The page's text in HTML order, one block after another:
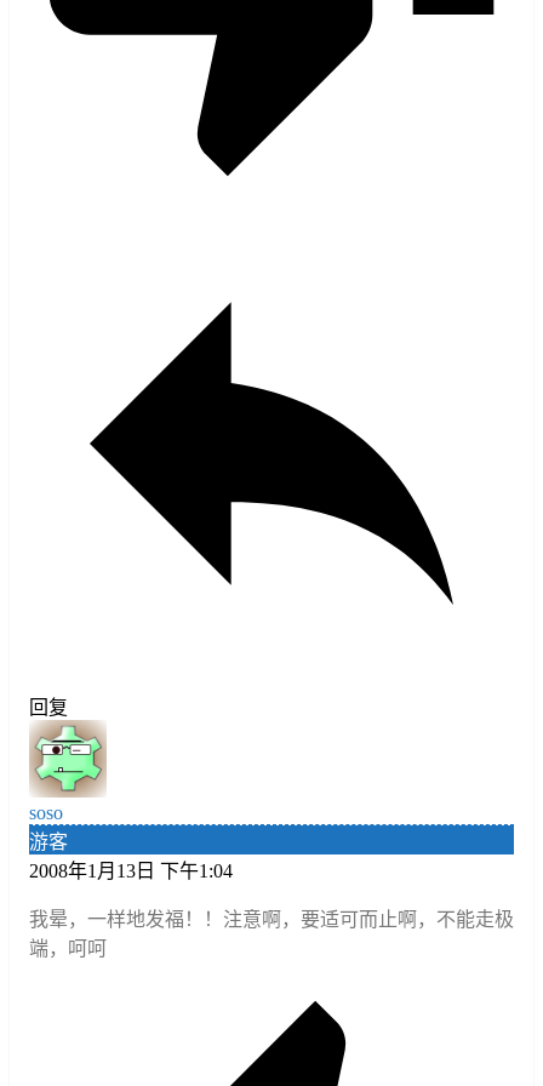
回复
soso
游客
2008年1月13日 下午1:04
我晕，一样地发福！！注意啊，要适可而止啊，不能走极
端，呵呵